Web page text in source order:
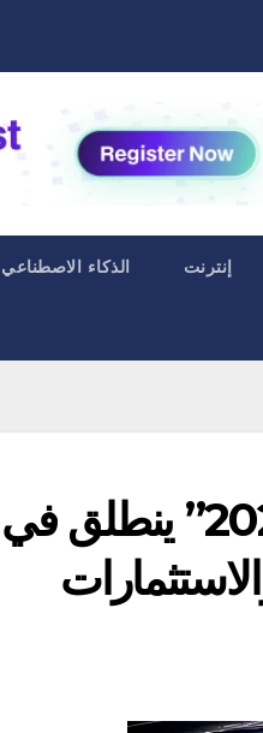
إنترنت الذكاء الاصطناعي
بالفيديو: “إكسباند نورث